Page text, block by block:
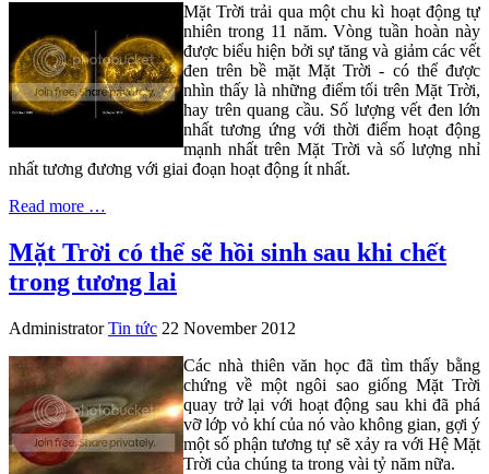
Mặt Trời trải qua một chu kì hoạt động tự
nhiên trong 11 năm. Vòng tuần hoàn này
được biểu hiện bởi sự tăng và giảm các vết
đen trên bề mặt Mặt Trời - có thể được
nhìn thấy là những điểm tối trên Mặt Trời,
hay trên quang cầu. Số lượng vết đen lớn
nhất tương ứng với thời điểm hoạt động
mạnh nhất trên Mặt Trời và số lượng nhỉ
nhất tương đương với giai đoạn hoạt động ít nhất.
Read more …
Mặt Trời có thể sẽ hồi sinh sau khi chết
trong tương lai
Administrator Tin tức 22 November 2012
Các nhà thiên văn học đã tìm thấy bằng
chứng về một ngôi sao giống Mặt Trời
quay trở lại với hoạt động sau khi đã phá
vỡ lớp vỏ khí của nó vào không gian, gợi ý
một số phận tương tự sẽ xảy ra với Hệ Mặt
Trời của chúng ta trong vài tỷ năm nữa.